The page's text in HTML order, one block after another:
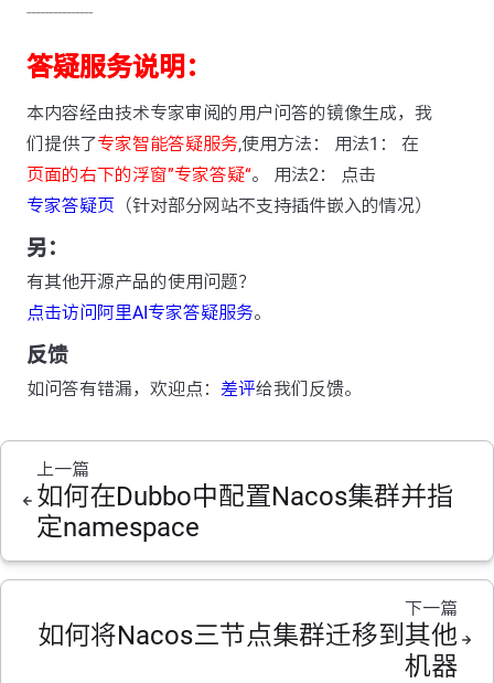
---------------
答疑服务说明：
本内容经由技术专家审阅的用户问答的镜像生成，我
们提供了专家智能答疑服务,使用方法： 用法1： 在
页面的右下的浮窗”专家答疑“。 用法2： 点击
专家答疑页 （针对部分网站不支持插件嵌入的情况）
另：
有其他开源产品的使用问题？
点击访问阿里AI专家答疑服务。
反馈
如问答有错漏，欢迎点： 差评给我们反馈。
上一篇
如何在Dubbo中配置Nacos集群并指
定namespace
下一篇
如何将Nacos三节点集群迁移到其他
机器